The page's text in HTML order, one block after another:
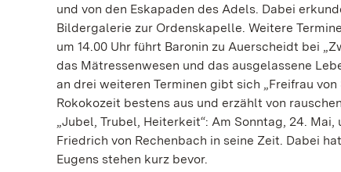
und von den Eskapaden des Adels. Dabei
Bildergalerie zur Ordenskapelle. Weitere
um 14.00 Uhr führt Baronin zu Auerscheidt bei
das Mätressenwesen und das ausgelassene
an drei weiteren Terminen gibt sich „Freifrau
Rokokozeit bestens aus und erzählt von
„Jubel, Trubel, Heiterkeit“: Am Sonntag, 24.
Friedrich von Rechenbach in seine Zeit. Dabei
Eugens stehen kurz bevor.